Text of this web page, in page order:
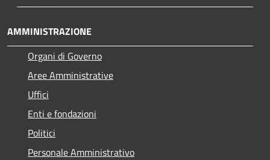
AMMINISTRAZIONE
Organi di Governo
Aree Amministrative
Uffici
Enti e fondazioni
Politici
Personale Amministrativo